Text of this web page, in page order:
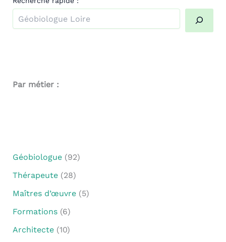
Par métier :
Géobiologue(92)
Thérapeute(28)
Maîtres d’œuvre(5)
Formations(6)
Architecte(10)